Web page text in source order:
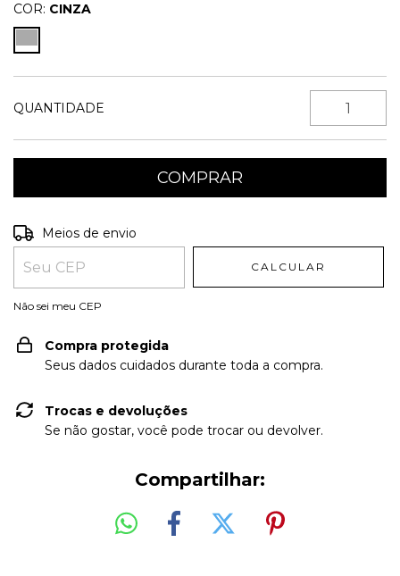
COR: CINZA
QUANTIDADE
Entregas para o CEP:
Meios de envio
CALCULAR
Não sei meu CEP
Compra protegida
Seus dados cuidados durante toda a compra.
Trocas e devoluções
Se não gostar, você pode trocar ou devolver.
Compartilhar: